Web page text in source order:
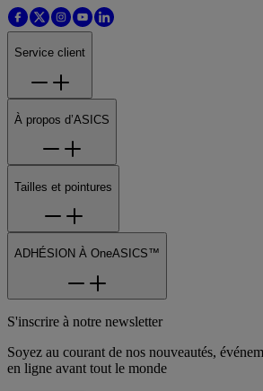
Service client
À propos d’ASICS
Tailles et pointures
ADHÉSION À OneASICS™
S'inscrire à notre newsletter
Soyez au courant de nos nouveautés,
en ligne avant tout le monde